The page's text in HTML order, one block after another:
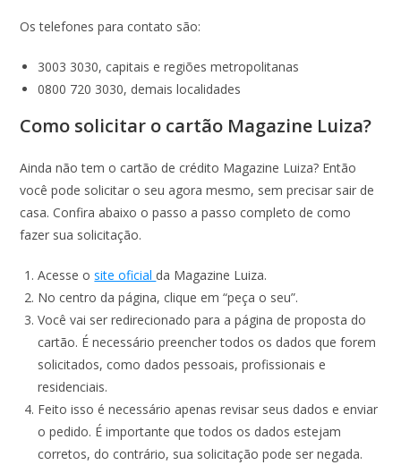
Os telefones para contato são:
3003 3030, capitais e regiões metropolitanas
0800 720 3030, demais localidades
Como solicitar o cartão Magazine Luiza?
Ainda não tem o cartão de crédito Magazine Luiza? Então
você pode solicitar o seu agora mesmo, sem precisar sair de
casa. Confira abaixo o passo a passo completo de como
fazer sua solicitação.
Acesse osite oficial da Magazine Luiza.
No centro da página, clique em “peça o seu”.
Você vai ser redirecionado para a página de proposta do
cartão. É necessário preencher todos os dados que forem
solicitados, como dados pessoais, profissionais e
residenciais.
Feito isso é necessário apenas revisar seus dados e enviar
o pedido. É importante que todos os dados estejam
corretos, do contrário, sua solicitação pode ser negada.